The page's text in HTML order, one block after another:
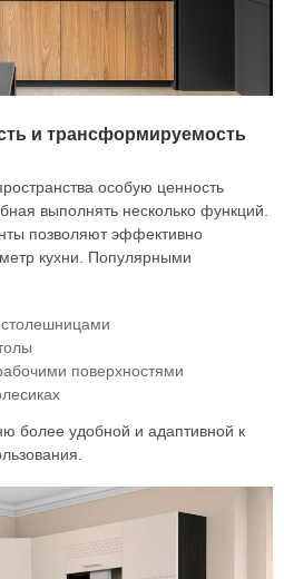
и трансформируемость
особую ценность
выполнять несколько функций.
позволяют эффективно
кухни. Популярными
поверхностями
более удобной и адаптивной к